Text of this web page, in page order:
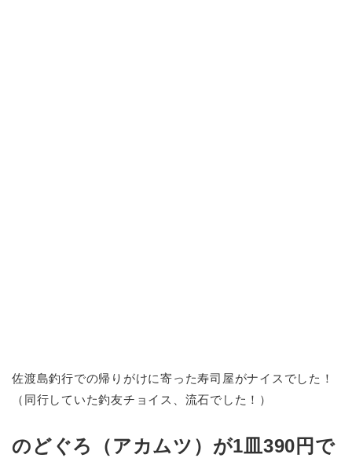
佐渡島釣行での帰りがけに寄った寿司屋がナイスでした！
（同行していた釣友チョイス、流石でした！）
のどぐろ（アカムツ）が1皿390円で